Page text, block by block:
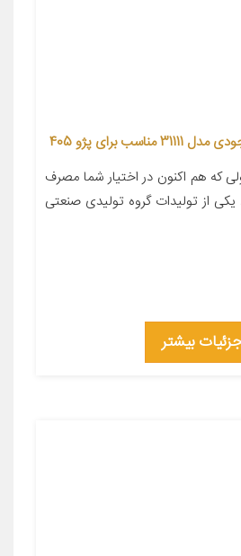
برای پژو 405
هم اکنون در اختیار شما مصرف
یکی از تولیدات گروه تولیدی صنعتی
جزئیات بیشتر